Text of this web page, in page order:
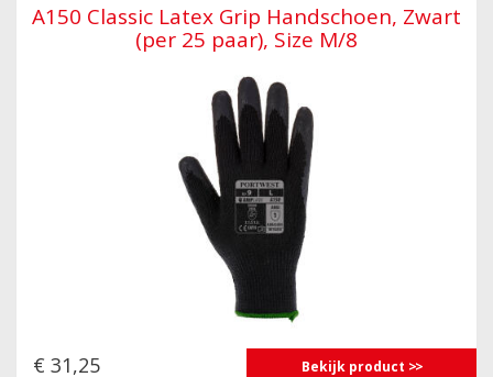
A150 Classic Latex Grip Handschoen, Zwart
(per 25 paar), Size M/8
€ 31,25 Bekijk product